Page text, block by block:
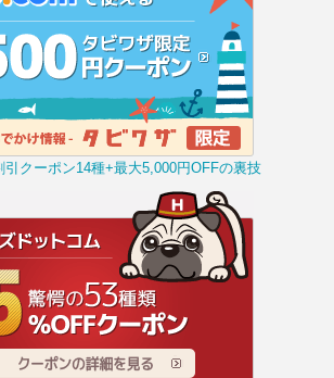
引クーポン14種+最大5,000円OFFの裏技